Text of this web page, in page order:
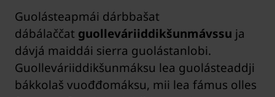
Guolásteapmái dárbbašat
dábálaččat guolleváriiddikšunmávssu ja
dávjá maiddái sierra guolástanlobi.
Guolleváriiddikšunmáksu lea guolásteaddji
bákkolaš vuođđomáksu, mii lea fámus olles